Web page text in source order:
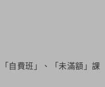
自費班」、「未滿額」課